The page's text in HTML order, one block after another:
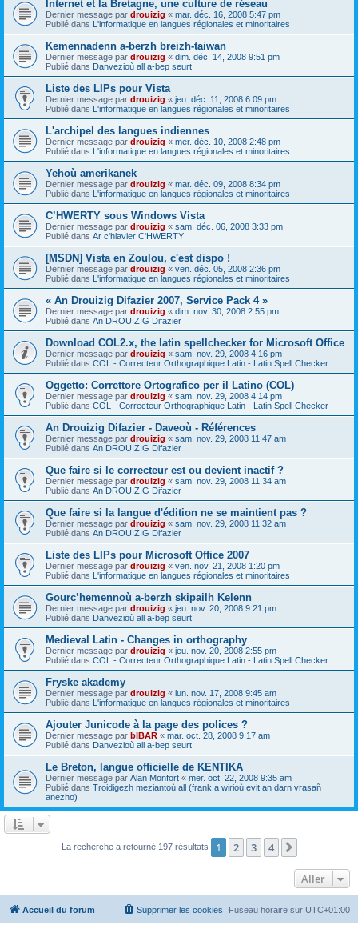
Internet et la Bretagne, une culture de réseau
Dernier message par drouizig « mar. déc. 16, 2008 5:47 pm
Publié dans L'informatique en langues régionales et minoritaires
Kemennadenn a-berzh breizh-taiwan
Dernier message par drouizig « dim. déc. 14, 2008 9:51 pm
Publié dans Danvezioù all a-bep seurt
Liste des LIPs pour Vista
Dernier message par drouizig « jeu. déc. 11, 2008 6:09 pm
Publié dans L'informatique en langues régionales et minoritaires
L'archipel des langues indiennes
Dernier message par drouizig « mer. déc. 10, 2008 2:48 pm
Publié dans L'informatique en langues régionales et minoritaires
Yehoù amerikanek
Dernier message par drouizig « mar. déc. 09, 2008 8:34 pm
Publié dans L'informatique en langues régionales et minoritaires
C’HWERTY sous Windows Vista
Dernier message par drouizig « sam. déc. 06, 2008 3:33 pm
Publié dans Ar c'hlavier C'HWERTY
[MSDN] Vista en Zoulou, c'est dispo !
Dernier message par drouizig « ven. déc. 05, 2008 2:36 pm
Publié dans L'informatique en langues régionales et minoritaires
« An Drouizig Difazier 2007, Service Pack 4 »
Dernier message par drouizig « dim. nov. 30, 2008 2:55 pm
Publié dans An DROUIZIG Difazier
Download COL2.x, the latin spellchecker for Microsoft Office
Dernier message par drouizig « sam. nov. 29, 2008 4:16 pm
Publié dans COL - Correcteur Orthographique Latin - Latin Spell Checker
Oggetto: Correttore Ortografico per il Latino (COL)
Dernier message par drouizig « sam. nov. 29, 2008 4:14 pm
Publié dans COL - Correcteur Orthographique Latin - Latin Spell Checker
An Drouizig Difazier - Daveoù - Références
Dernier message par drouizig « sam. nov. 29, 2008 11:47 am
Publié dans An DROUIZIG Difazier
Que faire si le correcteur est ou devient inactif ?
Dernier message par drouizig « sam. nov. 29, 2008 11:34 am
Publié dans An DROUIZIG Difazier
Que faire si la langue d'édition ne se maintient pas ?
Dernier message par drouizig « sam. nov. 29, 2008 11:32 am
Publié dans An DROUIZIG Difazier
Liste des LIPs pour Microsoft Office 2007
Dernier message par drouizig « ven. nov. 21, 2008 1:20 pm
Publié dans L'informatique en langues régionales et minoritaires
Gourc’hemennoù a-berzh skipailh Kelenn
Dernier message par drouizig « jeu. nov. 20, 2008 9:21 pm
Publié dans Danvezioù all a-bep seurt
Medieval Latin - Changes in orthography
Dernier message par drouizig « jeu. nov. 20, 2008 2:55 pm
Publié dans COL - Correcteur Orthographique Latin - Latin Spell Checker
Fryske akademy
Dernier message par drouizig « lun. nov. 17, 2008 9:45 am
Publié dans L'informatique en langues régionales et minoritaires
Ajouter Junicode à la page des polices ?
Dernier message par bIBAR « mar. oct. 28, 2008 9:17 am
Publié dans Danvezioù all a-bep seurt
Le Breton, langue officielle de KENTIKA
Dernier message par Alan Monfort « mer. oct. 22, 2008 9:35 am
Publié dans Troidigezh meziantoù all (frank a wirioù evit an darn vrasañ
anezho)
La recherche a retourné 197 résultats 1 2 3 4
Aller
Accueil du forum Fuseau horaire sur UTC+01:00
Supprimer les cookies